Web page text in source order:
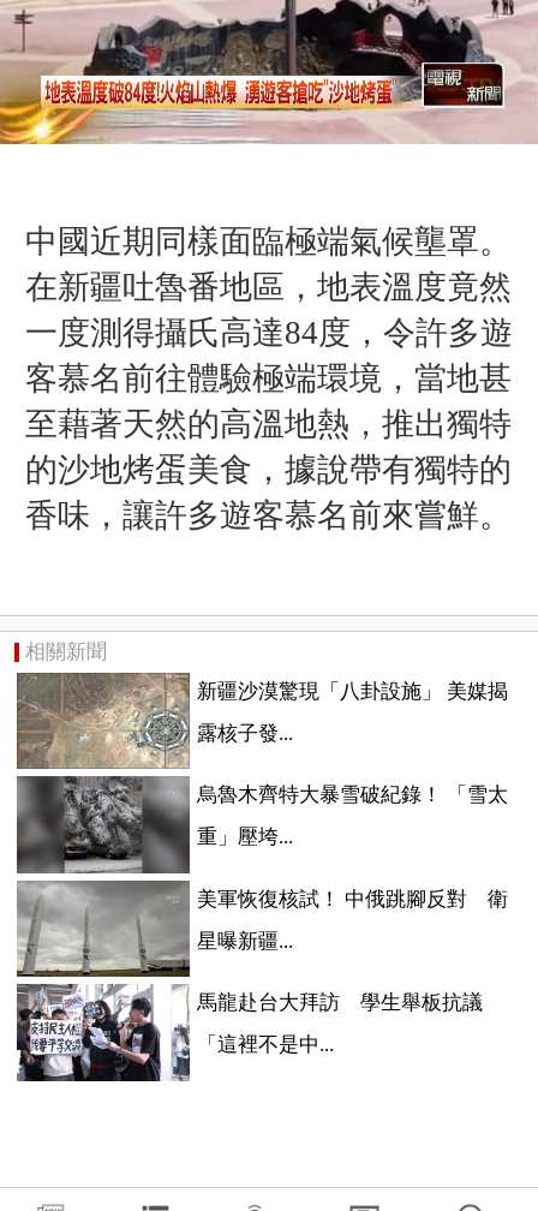
中國近期同樣面臨極端氣候壟罩。
在新疆吐魯番地區，地表溫度竟然
一度測得攝氏高達84度，令許多遊
客慕名前往體驗極端環境， 當地甚
至藉著天然的高溫地熱，推出獨特
的沙地烤蛋美食，據說帶有獨特的
香味，讓許多遊客慕名前來嘗鮮。
相關新聞
新疆沙漠驚現「八卦設施」 美媒揭
露核子發...
烏魯木齊特大暴雪破紀錄！ 「雪太
重」壓垮...
美軍恢復核試！ 中俄跳腳反對 衛
星曝新疆...
馬龍赴台大拜訪 學生舉板抗議
「這裡不是中...